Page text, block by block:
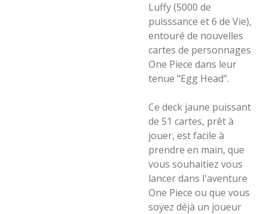
Luffy (5000 de
puisssance et 6 de Vie),
entouré de nouvelles
cartes de personnages
One Piece dans leur
tenue "Egg Head".
Ce deck jaune puissant
de 51 cartes, prêt à
jouer, est facile à
prendre en main, que
vous souhaitiez vous
lancer dans l'aventure
One Piece ou que vous
soyez déjà un joueur